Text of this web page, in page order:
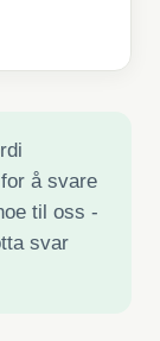
å svare
til oss -
svar